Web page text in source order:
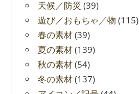
天候／防災 (39)
遊び／おもちゃ／物 (115)
春の素材(39)
夏の素材(139)
秋の素材(54)
冬の素材(137)